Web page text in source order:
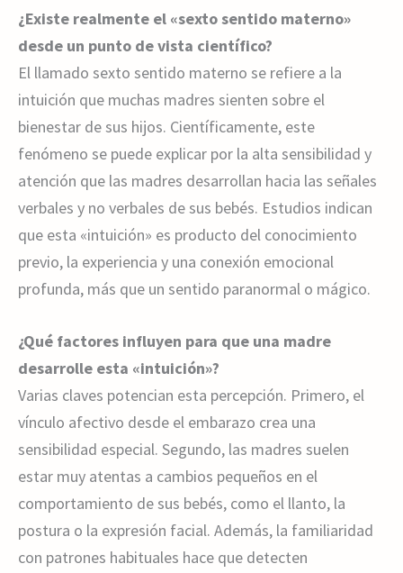
¿Existe realmente el «sexto sentido materno»
desde un punto de vista científico?
El llamado sexto sentido materno se refiere a la
intuición que muchas madres sienten sobre el
bienestar de sus hijos. Científicamente, este
fenómeno se puede explicar por la alta sensibilidad y
atención que las madres desarrollan hacia las señales
verbales y no verbales de sus bebés. Estudios indican
que esta «intuición» es producto del conocimiento
previo, la experiencia y una conexión emocional
profunda, más que un sentido paranormal o mágico.
¿Qué factores influyen para que una madre
desarrolle esta «intuición»?
Varias claves potencian esta percepción. Primero, el
vínculo afectivo desde el embarazo crea una
sensibilidad especial. Segundo, las madres suelen
estar muy atentas a cambios pequeños en el
comportamiento de sus bebés, como el llanto, la
postura o la expresión facial. Además, la familiaridad
con patrones habituales hace que detecten